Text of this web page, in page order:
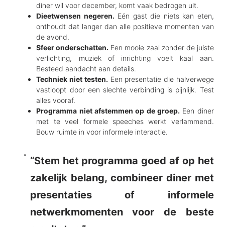
diner wil voor december, komt vaak bedrogen uit.
Dieetwensen negeren. Eén gast die niets kan eten,
onthoudt dat langer dan alle positieve momenten van
de avond.
Sfeer onderschatten. Een mooie zaal zonder de juiste
verlichting, muziek of inrichting voelt kaal aan.
Besteed aandacht aan details.
Techniek niet testen. Een presentatie die halverwege
vastloopt door een slechte verbinding is pijnlijk. Test
alles vooraf.
Programma niet afstemmen op de groep. Een diner
met te veel formele speeches werkt verlammend.
Bouw ruimte in voor informele interactie.
“Stem het programma goed af op het
zakelijk belang, combineer diner met
presentaties of informele
netwerkmomenten voor de beste